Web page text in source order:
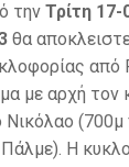
την Τρίτη
θα
από
με αρχή τον
Νικόλαο
Η